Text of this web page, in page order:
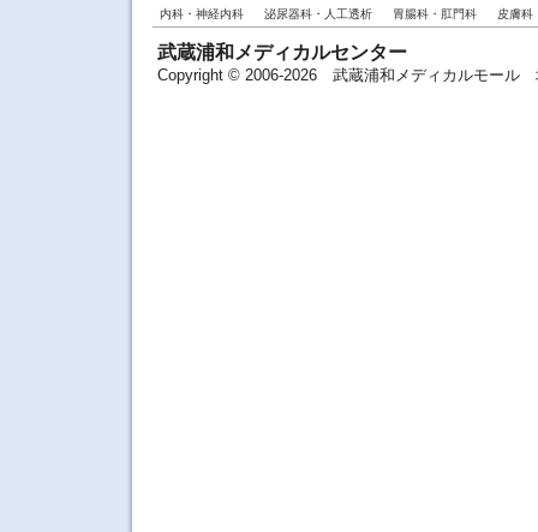
内科・神経内科 泌尿器科・人工透析 胃腸科・肛門科 皮膚科
武蔵浦和メディカルセンター
Copyright © 2006-2026 武蔵浦和メディカルモール